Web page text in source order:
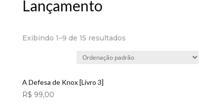
Lançamento
Exibindo 1–9 de 15 resultados
A Defesa de Knox [Livro 3]
R$ 99,00